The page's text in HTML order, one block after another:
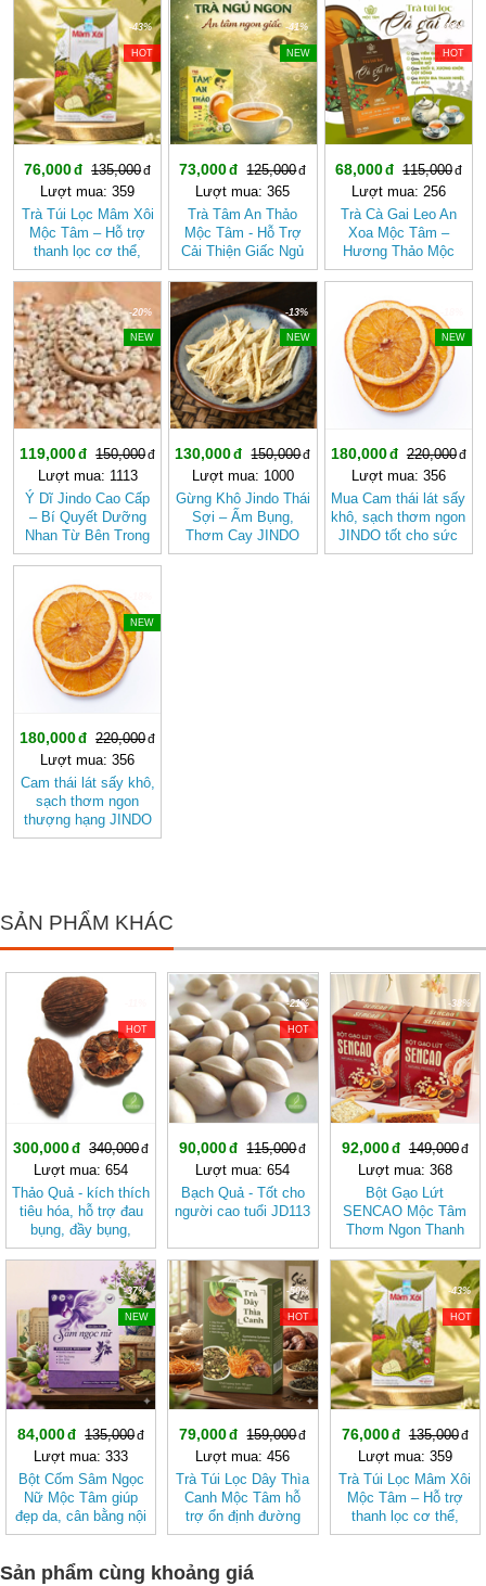
-43%
HOT
76,000
135,000
Lượt mua: 359
Trà Túi Lọc Mâm Xôi
Mộc Tâm – Hỗ trợ
thanh lọc cơ thể,
mang lại cảm giác
nhẹ nhàng
-41%
NEW
73,000
125,000
Lượt mua: 365
Trà Tâm An Thảo
Mộc Tâm - Hỗ Trợ
Cải Thiện Giấc Ngủ
(Hộp 30 túi lọc)
-40%
HOT
68,000
115,000
Lượt mua: 256
Trà Cà Gai Leo An
Xoa Mộc Tâm –
Hương Thảo Mộc
Cho Ngày Thư Thái
-20%
NEW
119,000
150,000
Lượt mua: 1113
Ý Dĩ Jindo Cao Cấp
– Bí Quyết Dưỡng
Nhan Từ Bên Trong
-13%
NEW
130,000
150,000
Lượt mua: 1000
Gừng Khô Jindo Thái
Sợi – Ấm Bụng,
Thơm Cay JINDO
NEW
180,000
220,000
Lượt mua: 356
Mua Cam thái lát sấy
khô, sạch thơm ngon
JINDO tốt cho sức
khỏe
NEW
180,000
220,000
Lượt mua: 356
Cam thái lát sấy khô,
sạch thơm ngon
thượng hạng JINDO
tốt cho sức khỏe
SẢN PHẨM KHÁC
HOT
300,000
340,000
Lượt mua: 654
Thảo Quả - kích thích
tiêu hóa, hỗ trợ đau
bụng, đầy bụng,
chướng bụng, nấc,
nôn ọe, tiêu chảy, sốt
rét, hôi miệng, sâu
răng…JD112
-21%
HOT
90,000
115,000
Lượt mua: 654
Bạch Quả - Tốt cho
người cao tuổi JD113
-38%
92,000
149,000
Lượt mua: 368
Bột Gạo Lứt
SENCAO Mộc Tâm
Thơm Ngon Thanh
Nhẹ, Phù Hợp Ăn
Kiêng
-37%
NEW
84,000
135,000
Lượt mua: 333
Bột Cốm Sâm Ngọc
Nữ Mộc Tâm giúp
đẹp da, cân bằng nội
tiết tố nữ
-50%
HOT
79,000
159,000
Lượt mua: 456
Trà Túi Lọc Dây Thìa
Canh Mộc Tâm hỗ
trợ ổn định đường
huyết
-43%
HOT
76,000
135,000
Lượt mua: 359
Trà Túi Lọc Mâm Xôi
Mộc Tâm – Hỗ trợ
thanh lọc cơ thể,
mang lại cảm giác
Sản phẩm cùng khoảng giá